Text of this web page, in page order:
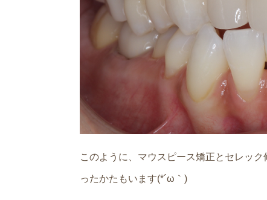
このように、マウスピース矯正とセレッ
ったかたもいます(*´ω｀)